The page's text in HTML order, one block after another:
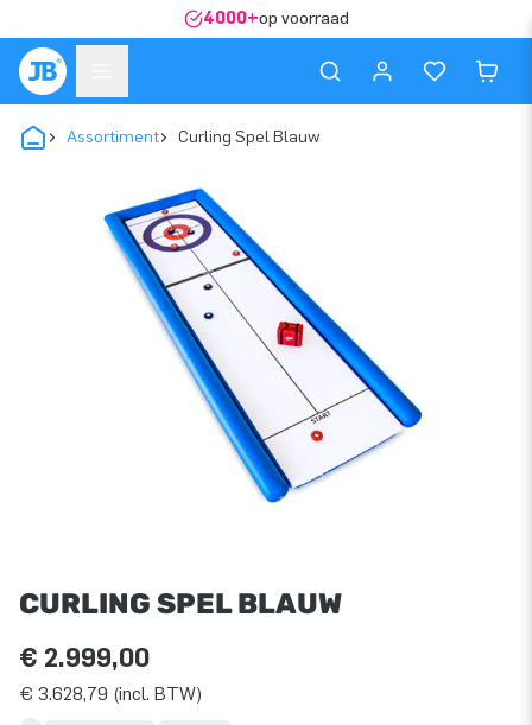
4000+op voorraad
Assortiment Curling Spel Blauw
CURLING SPEL BLAUW
€ 2.999,00
€ 3.628,79 (incl. BTW)